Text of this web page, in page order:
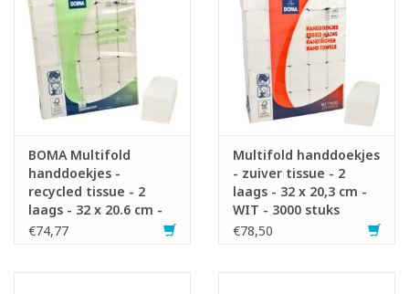
5. Trek het eerste handdoekje rustig door de opening omhoog.
Het volgende handdoekje komt automatisch een stuk mee.
6. Gebruik, indien gewenst, de anti-slip stickers onderaan de
dispenser voor extra stabiliteit.
Infofiche
BOMA Multifold
handdoekjes -
recycled tissue - 2
laags - 32 x 20.6 cm -
WIT - 3000 stuks
€74,77
Multifold handdoekjes
- zuiver tissue - 2
laags - 32 x 20,3 cm -
WIT - 3000 stuks
(25x120)
€78,50